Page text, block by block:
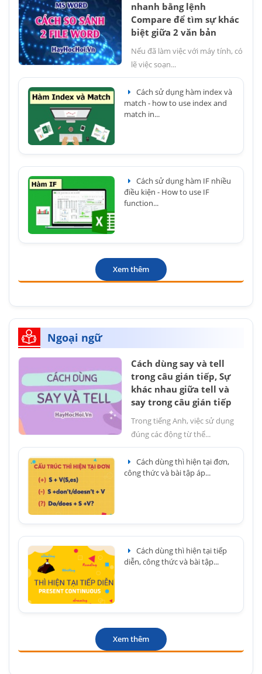
nhanh bằng lệnh
Compare để tìm sự khác
biệt giữa 2 văn bản
Nếu đã làm việc với máy tính, có
lẽ việc soạn...
Cách sử dụng hàm index và
match - how to use index and
match in...
Cách sử dụng hàm IF nhiều
điều kiện - How to use IF
function...
Xem thêm
Ngoại ngữ
Cách dùng say và tell
trong câu gián tiếp, Sự
khác nhau giữa tell và
say trong câu gián tiếp
Trong tiếng Anh, việc sử dụng
đúng các động từ thể...
Cách dùng thì hiện tại đơn,
công thức và bài tập áp...
Cách dùng thì hiện tại tiếp
diễn, công thức và bài tập...
Xem thêm